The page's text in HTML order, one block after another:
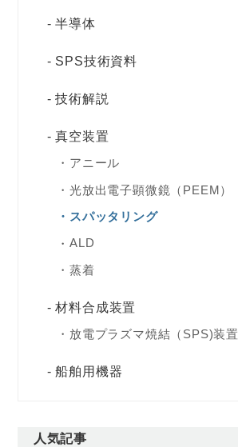
半導体
SPS技術資料
技術解説
真空装置
アニール
光放出電子顕微鏡（PEEM）
スパッタリング
ALD
蒸着
材料合成装置
放電プラズマ焼結（SPS)装置
船舶用機器
人気記事